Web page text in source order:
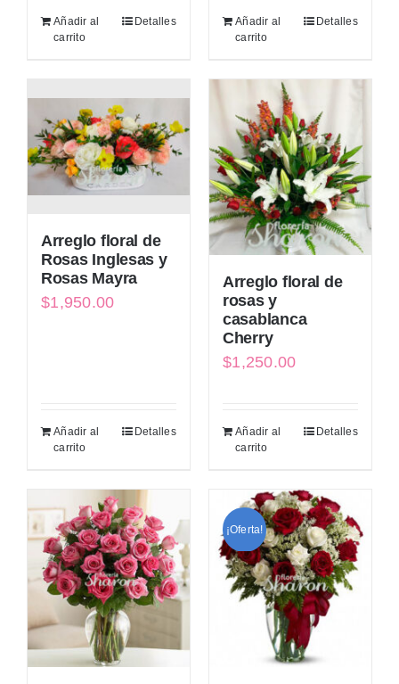
Añadir al
carrito
Detalles
Añadir al
carrito
Detalles
Arreglo floral de
Rosas Inglesas y
Rosas Mayra
$1,950.00
Añadir al
carrito
Detalles
Arreglo floral de
rosas y
casablanca
Cherry
$1,250.00
Añadir al
carrito
Detalles
¡Oferta!